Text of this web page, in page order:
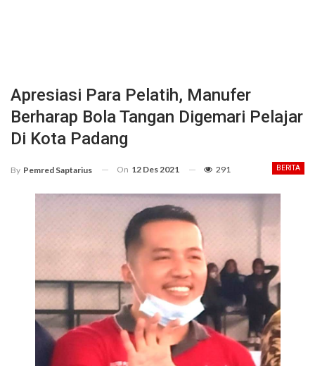
Apresiasi Para Pelatih, Manufer
Berharap Bola Tangan Digemari Pelajar
Di Kota Padang
BERITA
By Pemred Saptarius On 12 Des 2021 291